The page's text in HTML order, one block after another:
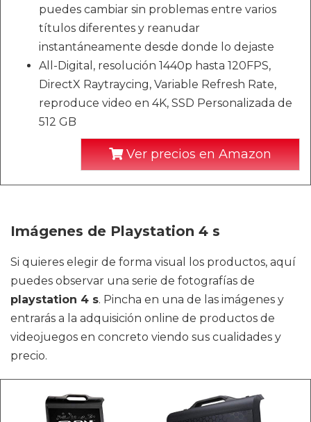
puedes cambiar sin problemas entre varios
títulos diferentes y reanudar
instantáneamente desde donde lo dejaste
All-Digital, resolución 1440p hasta 120FPS,
DirectX Raytraycing, Variable Refresh Rate,
reproduce video en 4K, SSD Personalizada de
512 GB
Ver precios en Amazon
Imágenes de Playstation 4 s
Si quieres elegir de forma visual los productos, aquí
puedes observar una serie de fotografías de
playstation 4 s. Pincha en una de las imágenes y
entrarás a la adquisición online de productos de
videojuegos en concreto viendo sus cualidades y
precio.